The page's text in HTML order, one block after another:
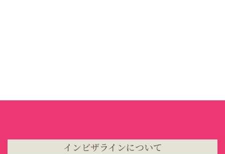
インビザラインについて